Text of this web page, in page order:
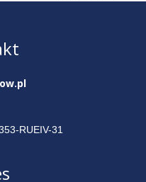
RUEIV-31